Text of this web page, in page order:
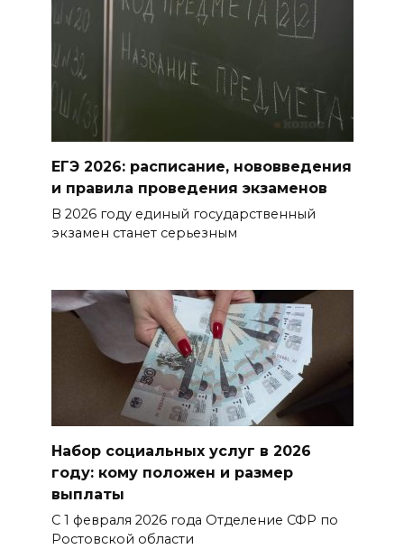
ЕГЭ 2026: расписание, нововведения
и правила проведения экзаменов
В 2026 году единый государственный
экзамен станет серьезным
Набор социальных услуг в 2026
году: кому положен и размер
выплаты
С 1 февраля 2026 года Отделение СФР по
Ростовской области